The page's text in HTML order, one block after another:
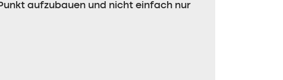
aufzubauen und nicht einfach nur